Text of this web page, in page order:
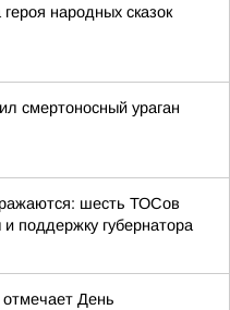
народных сказок
смертоносный ураган
шесть ТОСов
поддержку губернатора
отмечает День